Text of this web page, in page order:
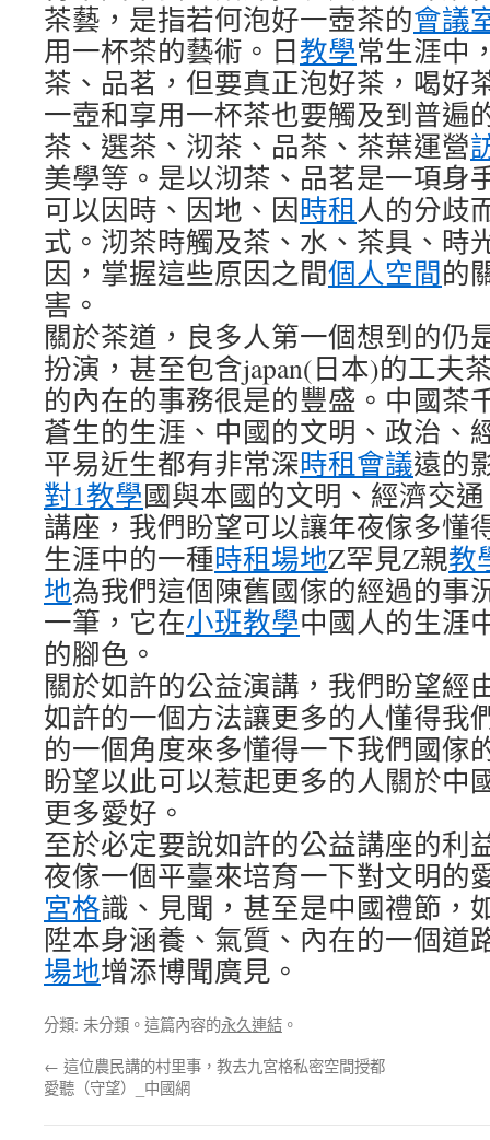
茶藝，是指若何泡好一壺茶的會議
用一杯茶的藝術。日教學常生涯中
茶、品茗，但要真正泡好茶，喝好
一壺和享用一杯茶也要觸及到普遍
茶、選茶、沏茶、品茶、茶葉運營
美學等。是以沏茶、品茗是一項身
可以因時、因地、因時租人的分歧
式。沏茶時觸及茶、水、茶具、時
因，掌握這些原因之間個人空間的
害。
關於茶道，良多人第一個想到的仍
扮演，甚至包含japan(日本)的工夫
的內在的事務很是的豐盛。中國茶
蒼生的生涯、中國的文明、政治、
平易近生都有非常深時租會議遠的
對1教學國與本國的文明、經濟交
講座，我們盼望可以讓年夜傢多懂
生涯中的一種時租場地Z罕見Z親教
地為我們這個陳舊國傢的經過的事
一筆，它在小班教學中國人的生涯
的腳色。
關於如許的公益演講，我們盼望經
如許的一個方法讓更多的人懂得我
的一個角度來多懂得一下我們國傢
盼望以此可以惹起更多的人關於中
更多愛好。
至於必定要說如許的公益講座的利
夜傢一個平臺來培育一下對文明的
宮格識、見聞，甚至是中國禮節，
陞本身涵養、氣質、內在的一個道
場地增添博聞廣見。
分類: 未分類。這篇內容的永久連結 。
← 這位農民講的村里事，教去九宮格私密空間授都
愛聽（守望）_中國網